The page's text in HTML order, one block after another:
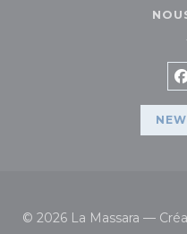
© 2026 La Massara —